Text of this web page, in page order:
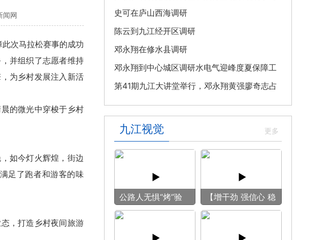
闻网
次马拉松赛事的成功
并组织了志愿者维持
为乡村发展注入新活
的微光中穿梭于乡村
如今灯火辉煌，街边
足了跑者和游客的味
，打造乡村夜间旅游
教育专题党课
史可在庐山西海调研
陈云到九江经开区调研
邓永翔在修水县调研
邓永翔到中心城区调研水电气迎峰度夏保障工
作
第41期九江大讲堂举行，邓永翔黄强廖奇志占
勇出席
九江视觉
公路人无惧“烤”验
守护畅安旅途
【增干劲 强信心 稳
预期】赏古风游